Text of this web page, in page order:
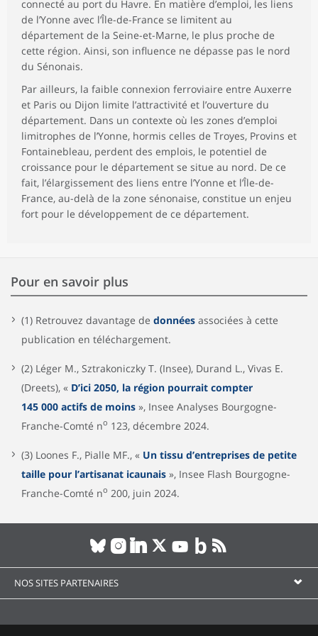
connecté au port du Havre. En matière d’emploi, les liens
de l’Yonne avec l’Île-de-France se limitent au
département de la Seine-et-Marne, le plus proche de
cette région. Ainsi, son influence ne dépasse pas le nord
du Sénonais.
Par ailleurs, la faible connexion ferroviaire entre Auxerre
et Paris ou Dijon limite l’attractivité et l’ouverture du
département. Dans un contexte où les zones d’emploi
limitrophes de l’Yonne, hormis celles de Troyes, Provins et
Fontainebleau, perdent des emplois, le potentiel de
croissance pour le département se situe au nord. De ce
fait, l’élargissement des liens entre l’Yonne et l’Île-de-
France, au-delà de la zone sénonaise, constitue un enjeu
fort pour le développement de ce département.
Pour en savoir plus
(1) Retrouvez davantage de données associées à cette
publication en téléchargement.
(2) Léger M., Sztrakoniczky T. (Insee), Durand L., Vivas E.
(Dreets), « D’ici 2050, la région pourrait compter
145 000 actifs de moins », Insee Analyses Bourgogne-
Franche-Comté no 123, décembre 2024.
(3) Loones F., Pialle MF., « Un tissu d’entreprises de petite
taille pour l’artisanat icaunais », Insee Flash Bourgogne-
Franche-Comté no 200, juin 2024.
NOS SITES PARTENAIRES